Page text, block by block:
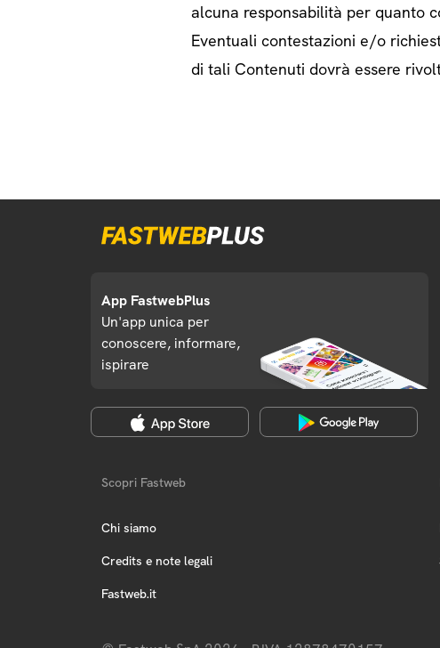
alcuna responsabilità per quanto
Eventuali contestazioni e/o
di tali Contenuti dovrà essere
App FastwebPlus
Un'app unica per
conoscere, informare,
ispirare
Scopri Fastweb
Chi siamo
Credits e note legali
Fastweb.it